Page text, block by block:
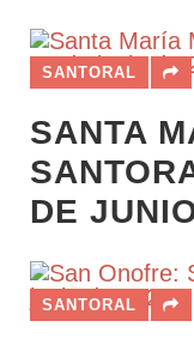
SANTORAL
SANTA
DE
SANTORAL